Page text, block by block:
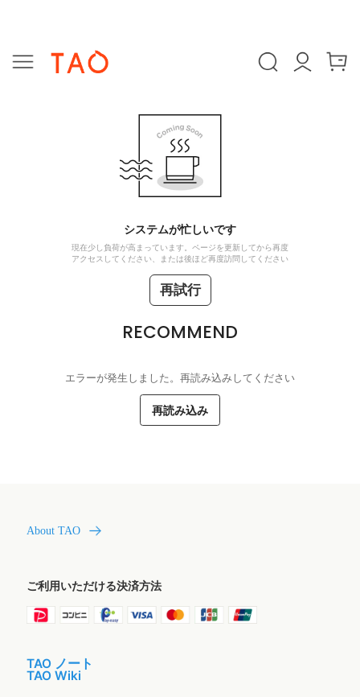
システムが忙しいです
現在少し負荷が高まっています。ページを更新してから再度
アクセスしてください、または後ほど再度訪問してください
再試行
RECOMMEND
エラーが発生しました。再読み込みしてください
再読み込み
About TAO
ご利用いただける決済方法
TAO ノート
TAO Wiki